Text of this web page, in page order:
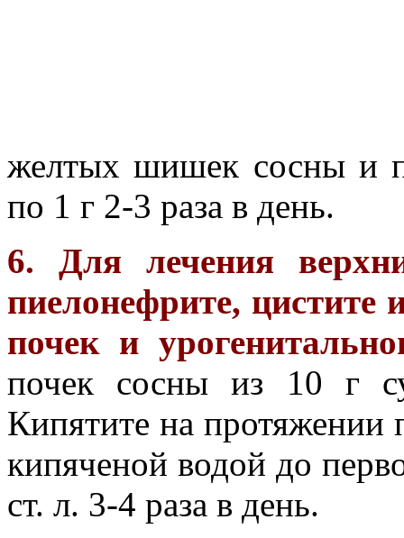
желтых шишек сосны и
по 1 г 2-3 раза в день.
6. Для лечения
пиелонефрите, цистите
почек и
почек сосны из 10 г
Кипятите на протяжении
кипяченой водой до
ст. л. 3-4 раза в день.